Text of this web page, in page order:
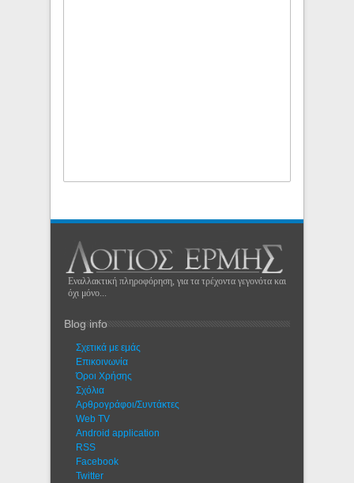
Εναλλακτική πληροφόρηση, για τα τρέχοντα γεγονότα και
όχι μόνο...
Blog info
Σχετικά με εμάς
Eπικοινωνία
Όροι Χρήσης
Σχόλια
Αρθρογράφοι/Συντάκτες
Web TV
Android application
RSS
Facebook
Twitter